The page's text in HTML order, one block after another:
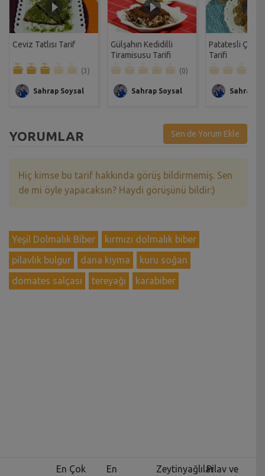
Ceviz Tatlısı Tarif
(3)
Sahrap Soysal
Gülşahın Kedidilli
Tiramisusu Tarifi
(0)
Sahrap Soysal
Patatesli Çıtır
Tarifi
Sahrap
YORUMLAR Sen de Yorum Ekle
Hiç kimse bu tarif hakkında görüş bildirmemiş. Sen
de mi öyle yapacaksın? Haydi görüşünü bildir:)
Yeşil Dolmalık Biber
kırmızı dolmalık biber
pilavlık bulgur
dana kıyma
kuru soğan
domates salçası
tereyağı karabiber
En Çok
En
ZeytinyağlılarPilav ve